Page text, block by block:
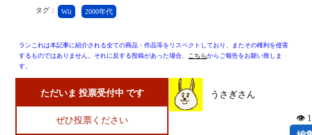
タグ： Wii 2000年代
ランこれは本記事に紹介される全ての商品・作品等をリスペクトしており、またその権利を侵害
するものではありません。それに反する投稿があった場合、 こちらからご報告をお願い致しま
す。
ただいま 投票受付中 です
ぜひ投票ください
うさぎさん
👁